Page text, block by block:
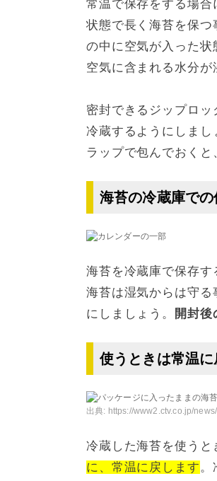
常温で保存をする場
状態で長く海苔を保
の中に空気が入った
空気に含まれる水分が
密封できるジップロ
冷蔵するようにしま
ラップで包んでおくと
海苔の冷蔵庫での
海苔を冷蔵庫で保存す
海苔は湿気からは守る
にしましょう。
開封
使うときは常温に
出典: https://www2.ctv.co.jp/
冷蔵した海苔を使う
に、常温に戻します。